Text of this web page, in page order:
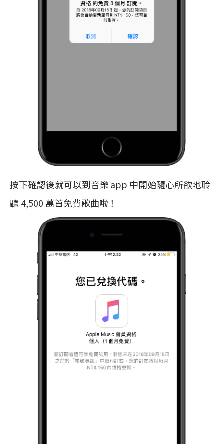
按下確認後就可以到音樂 app 中開始隨心所欲地聆
聽 4,500 萬首免費歌曲啦！